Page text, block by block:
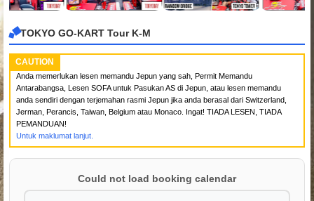
TOKYO GO-KART Tour K-M
CAUTION
Anda memerlukan lesen memandu Jepun yang sah, Permit Memandu
Antarabangsa, Lesen SOFA untuk Pasukan AS di Jepun, atau lesen memandu
anda sendiri dengan terjemahan rasmi Jepun jika anda berasal dari Switzerland,
Jerman, Perancis, Taiwan, Belgium atau Monaco. Ingat! TIADA LESEN, TIADA
PEMANDUAN!
Untuk maklumat lanjut.
Could not load booking calendar